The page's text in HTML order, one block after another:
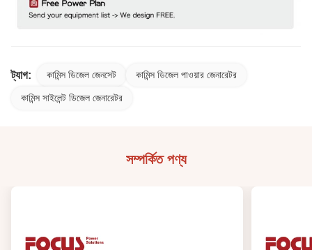
ট্যাগ: কামিন্স ডিজেল জেনসেট কামিন্স ডিজেল পাওয়ার জেনারেটর
কামিন্স সাইলেন্ট ডিজেল জেনারেটর
সম্পর্কিত পণ্য